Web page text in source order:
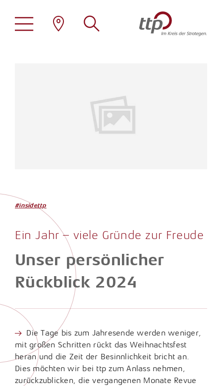
#insidettp
Ein Jahr – viele Gründe zur Freude
Unser persönlicher
Rückblick 2024
Die Tage bis zum Jahresende werden weniger,
mit großen Schritten rückt das Weihnachtsfest
heran und die Zeit der Besinnlichkeit bricht an.
Dies möchten wir bei ttp zum Anlass nehmen,
zurückzublicken, die vergangenen Monate Revue
Stellenangebote
Tätigkeitsprofile
Karrierechancen
Arbeitgeberleistungen
Studium, Ausbildung und Praktikum
Bewerbung
Rechtsberatung
Unternehmensberatung
Immobilien
Internationales Steuerrecht
Lohn- und Gehaltsabrechnung
Konzerne und Großkunden / ttp GTS
Nachhaltigkeitsberichterstattung
Öffentlicher Sektor
Rechtliche Vorsorge / Nachlass
Restrukturierung und Sanierung
Fragen & Antworten
Newsletter
Wissensdatenbank
Downloads
Links
Vorstand & Partner
Philosophie
Standorte
Geschichte
Jubiläum